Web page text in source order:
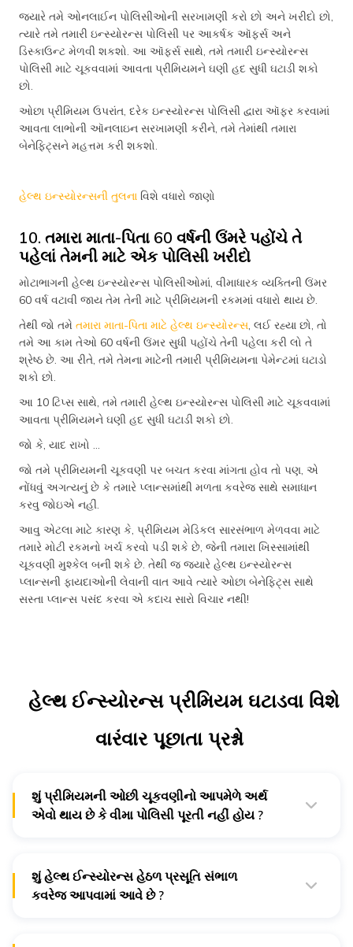
જ્યારે તમે ઓનલાઈન પોલિસીઓની સરખામણી કરો છો અને ખરીદો છો,
ત્યારે તમે તમારી ઇન્સ્યોરન્સ પોલિસી પર આકર્ષક ઑફર્સ અને
ડિસ્કાઉન્ટ મેળવી શકશો. આ ઑફર્સ સાથે, તમે તમારી ઇન્સ્યોરન્સ
પોલિસી માટે ચૂકવવામાં આવતા પ્રીમિયમને ઘણી હદ સુધી ઘટાડી શકો
છો.
ઓછા પ્રીમિયમ ઉપરાંત, દરેક ઇન્સ્યોરન્સ પોલિસી દ્વારા ઑફર કરવામાં
આવતા લાભોની ઑનલાઇન સરખામણી કરીને, તમે તેમાંથી તમારા
બેનેફિટ્સને મહત્તમ કરી શકશો.
હેલ્થ ઇન્સ્યોરન્સની તુલના વિશે વધારો જાણો
10. તમારા માતા-પિતા 60 વર્ષની ઉંમરે પહોંચે તે
પહેલાં તેમની માટે એક પોલિસી ખરીદો
મોટાભાગની હેલ્થ ઇન્સ્યોરન્સ પોલિસીઓમાં, વીમાધારક વ્યક્તિની ઉંમર
60 વર્ષ વટાવી જાય તેમ તેની માટે પ્રીમિયમની રકમમાં વધારો થાય છે.
તેથી જો તમે તમારા માતા-પિતા માટે હેલ્થ ઇન્સ્યોરન્સ, લઈ રહ્યા છો, તો
તમે આ કામ તેઓ 60 વર્ષની ઉંમર સુધી પહોંચે તેની પહેલા કરી લો તે
શ્રેષ્ઠ છે. આ રીતે, તમે તેમના માટેની તમારી પ્રીમિયમના પેમેન્ટમાં ઘટાડો
શકો છો.
આ 10 ટિપ્સ સાથે, તમે તમારી હેલ્થ ઇન્સ્યોરન્સ પોલિસી માટે ચૂકવવામાં
આવતા પ્રીમિયમને ઘણી હદ સુધી ઘટાડી શકો છો.
જો કે, યાદ રાખો ...
જો તમે પ્રીમિયમની ચૂકવણી પર બચત કરવા માંગતા હોવ તો પણ, એ
નોંધવું અગત્યનું છે કે તમારે પ્લાન્સમાંથી મળતા કવરેજ સાથે સમાધાન
કરવુ જોઇએ નહીં.
આવુ એટલા માટે કારણ કે, પ્રીમિયમ મેડિકલ સારસંભાળ મેળવવા માટે
તમારે મોટી રકમનો ખર્ચ કરવો પડી શકે છે, જેની તમારા ખિસ્સામાંથી
ચૂકવણી મુશ્કેલ બની શકે છે. તેથી જ જ્યારે હેલ્થ ઇન્સ્યોરન્સ
પ્લાન્સની ફાયદાઓની લેવાની વાત આવે ત્યારે ઓછા બેનેફિટ્સ સાથે
સસ્તા પ્લાન્સ પસંદ કરવા એ કદાચ સારો વિચાર નથી!
હેલ્થ ઈન્સ્યોરન્સ પ્રીમિયમ ઘટાડવા વિશે
વારંવાર પૂછાતા પ્રશ્નો
શું પ્રીમિયમની ઓછી ચૂકવણીનો આપમેળે અર્થ
એવો થાય છે કે વીમા પોલિસી પૂરતી નહીં હોય ?
શકે છે.
શું હેલ્થ ઈન્સ્યોરન્સ હેઠળ પ્રસૂતિ સંભાળ
કવરેજ આપવામાં આવે છે ?